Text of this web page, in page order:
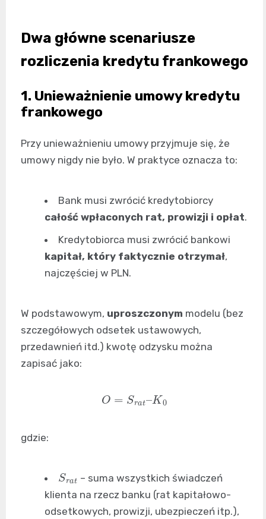
Dwa główne scenariusze
rozliczenia kredytu frankowego
1. Unieważnienie umowy kredytu
frankowego
Przy unieważnieniu umowy przyjmuje się, że
umowy nigdy nie było. W praktyce oznacza to:
Bank musi zwrócić kredytobiorcy
całość wpłaconych rat, prowizji i opłat.
Kredytobiorca musi zwrócić bankowi
kapitał, który faktycznie otrzymał,
najczęściej w PLN.
W podstawowym, uproszczonym modelu (bez
szczegółowych odsetek ustawowych,
przedawnień itd.) kwotę odzysku można
zapisać jako:
O ra K0
gdzie:
Sr
– suma wszystkich świadczeń
klienta na rzecz banku (rat kapitałowo-
odsetkowych, prowizji, ubezpieczeń itp.),